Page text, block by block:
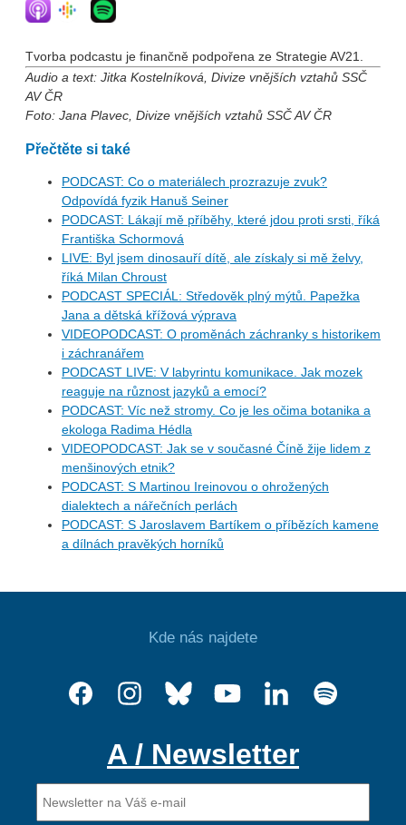
Tvorba podcastu je finančně podpořena ze Strategie AV21.
Audio a text: Jitka Kostelníková, Divize vnějších vztahů SSČ
AV ČR
Foto: Jana Plavec, Divize vnějších vztahů SSČ AV ČR
Přečtěte si také
PODCAST: Co o materiálech prozrazuje zvuk?
Odpovídá fyzik Hanuš Seiner
PODCAST: Lákají mě příběhy, které jdou proti srsti, říká
Františka Schormová
LIVE: Byl jsem dinosauří dítě, ale získaly si mě želvy,
říká Milan Chroust
PODCAST SPECIÁL: Středověk plný mýtů. Papežka
Jana a dětská křížová výprava
VIDEOPODCAST: O proměnách záchranky s historikem
i záchranářem
PODCAST LIVE: V labyrintu komunikace. Jak mozek
reaguje na různost jazyků a emocí?
PODCAST: Víc než stromy. Co je les očima botanika a
ekologa Radima Hédla
VIDEOPODCAST: Jak se v současné Číně žije lidem z
menšinových etnik?
PODCAST: S Martinou Ireinovou o ohrožených
dialektech a nářečních perlách
PODCAST: S Jaroslavem Bartíkem o příbězích kamene
a dílnách pravěkých horníků
Kde nás najdete
A / Newsletter